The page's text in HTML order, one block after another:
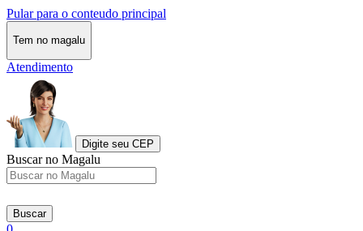
Pular para o conteudo principal
Tem no magalu
Atendimento
Digite seu CEP
Buscar no Magalu
Buscar